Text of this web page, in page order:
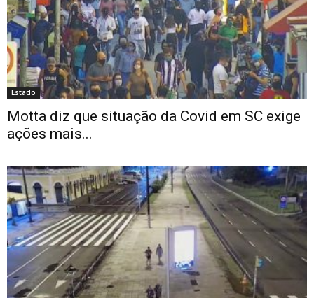
Estado
Motta diz que situação da Covid em SC exige
ações mais...